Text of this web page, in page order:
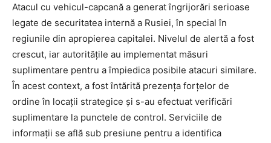
Atacul cu vehicul-capcană a generat îngrijorări serioase
legate de securitatea internă a Rusiei, în special în
regiunile din apropierea capitalei. Nivelul de alertă a fost
crescut, iar autoritățile au implementat măsuri
suplimentare pentru a împiedica posibile atacuri similare.
În acest context, a fost întărită prezența forțelor de
ordine în locații strategice și s-au efectuat verificări
suplimentare la punctele de control. Serviciile de
informații se află sub presiune pentru a identifica